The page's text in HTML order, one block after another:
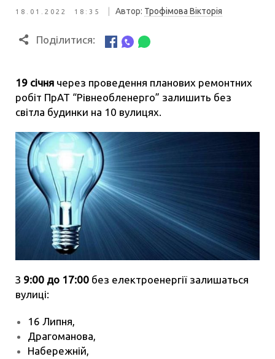
18.01.2022 18:35 Автор: Трофімова Вікторія
Поділитися:
19 січня через проведення планових ремонтних
робіт ПрАТ “Рівнеобленерго” залишить без
світла будинки на 10 вулицях.
З 9:00 до 17:00 без електроенергії залишаться
вулиці:
16 Липня,
Драгоманова,
Набережній,